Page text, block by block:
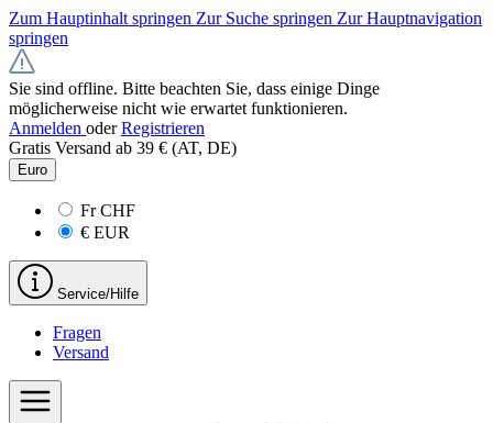
Zum Hauptinhalt springen Zur Suche springen Zur Hauptnavigation
springen
Sie sind offline. Bitte beachten Sie, dass einige Dinge
möglicherweise nicht wie erwartet funktionieren.
Anmelden oder Registrieren
Gratis Versand ab 39 € (AT, DE)
Euro
FrCHF
€ EUR
Service/Hilfe
Fragen
Versand